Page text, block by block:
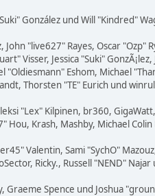
González und Will "Kindred"
John "live627" Rayes, Oscar
Visser, Jessica "Suki"
Eshom, Michael
Thorsten "TE" Eurich und
"Lex" Kilpinen, br360,
Krash, Mashby, Michael
Valentin, Sami "SychO"
Ricky., Russell "NEND" Najar
Spence und Joshua